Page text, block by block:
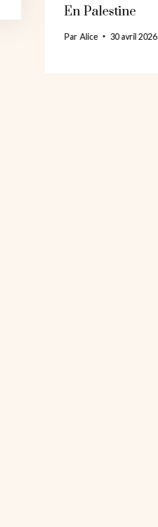
En Palestine
ParAlice 30 avril 2026